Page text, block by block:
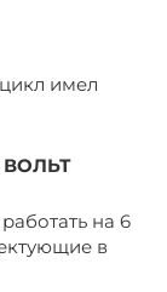
имел
ВОЛЬТ
на 6
в